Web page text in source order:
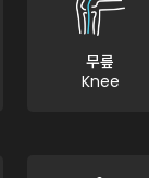
무릎
Knee